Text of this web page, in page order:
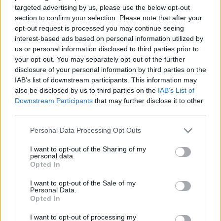
targeted advertising by us, please use the below opt-out
section to confirm your selection. Please note that after your
opt-out request is processed you may continue seeing
interest-based ads based on personal information utilized by
us or personal information disclosed to third parties prior to
your opt-out. You may separately opt-out of the further
disclosure of your personal information by third parties on the
IAB’s list of downstream participants. This information may
also be disclosed by us to third parties on the IAB’s List of
Downstream Participants that may further disclose it to other
Personal Data Processing Opt Outs
I want to opt-out of the Sharing of my
personal data.
Opted In
I want to opt-out of the Sale of my
Personal Data.
Opted In
I want to opt-out of processing my
Ziniet, ko Viņš teica?Zaķi, tev pasē ir rakstīts
vārds „Sieviete”, nevis „māte, sieva, kolēģe”.
Tad nu, lūdzu, esi sieviete, kas ir tava galvenā
loma, un tādu es tevi mīlu...
Kad pienāca randiņa diena, jutos kā pusaudze. Sirds
trīcēja, tauriņi pa vēderu lidinājās, sarku un bālēju no
katra mājinieku skatiena. Kā viņš vēlāk atzinās, arī
mums ies, utt. Bet randiņā gāja tiešām forši! Kopā
pavadījām visu dienu, kas šķita kā vien īss mirklsi.
Sarunājām sazvanīties un satikties arī turpmāk.